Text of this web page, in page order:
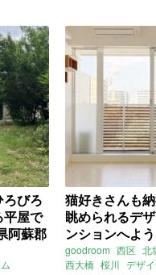
びろ
平屋で
阿蘇郡
猫好きさんも
眺められるデ
ンションへよ
市西区 賃貸 20
goodroom 西区 北
西大橋 桜川 デザ